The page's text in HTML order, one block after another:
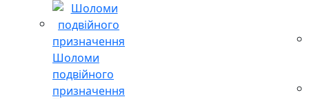
Шоломи
подвійного
призначення